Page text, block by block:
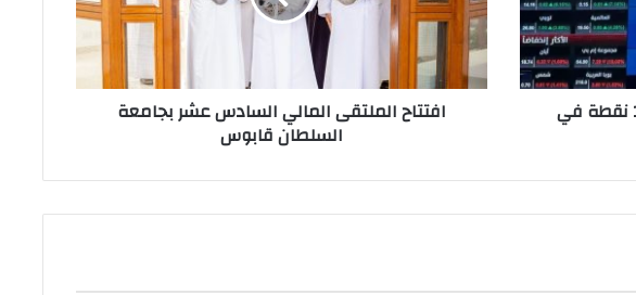
السوق السعودية تستقر عند 11277 نقطة في
بجامعة
السلطان
قابوس
افتتاح الملتقى المالي السادس عشر بجامعة
السلطان قابوس